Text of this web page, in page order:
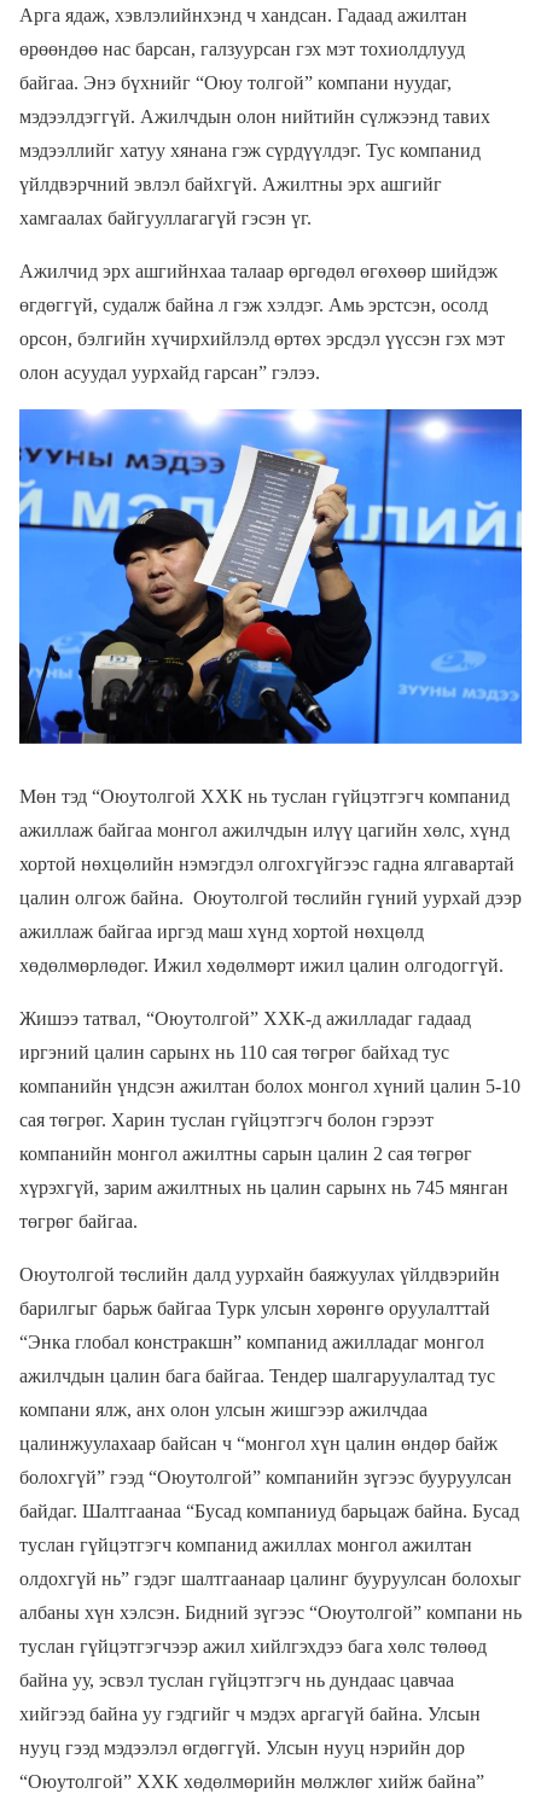
Арга ядаж, хэвлэлийнхэнд ч хандсан. Гадаад ажилтан
өрөөндөө нас барсан, галзуурсан гэх мэт тохиолдлууд
байгаа. Энэ бүхнийг “Оюу толгой” компани нуудаг,
мэдээлдэггүй. Ажилчдын олон нийтийн сүлжээнд тавих
мэдээллийг хатуу хянана гэж сүрдүүлдэг. Тус компанид
үйлдвэрчний эвлэл байхгүй. Ажилтны эрх ашгийг
хамгаалах байгууллагагүй гэсэн үг.
Ажилчид эрх ашгийнхаа талаар өргөдөл өгөхөөр шийдэж
өгдөггүй, судалж байна л гэж хэлдэг. Амь эрстсэн, осолд
орсон, бэлгийн хүчирхийлэлд өртөх эрсдэл үүссэн гэх мэт
олон асуудал уурхайд гарсан” гэлээ.
Мөн тэд “Оюутолгой ХХК нь туслан гүйцэтгэгч компанид
ажиллаж байгаа монгол ажилчдын илүү цагийн хөлс, хүнд
хортой нөхцөлийн нэмэгдэл олгохгүйгээс гадна ялгавартай
цалин олгож байна. Оюутолгой төслийн гүний уурхай дээр
ажиллаж байгаа иргэд маш хүнд хортой нөхцөлд
хөдөлмөрлөдөг. Ижил хөдөлмөрт ижил цалин олгодоггүй.
Жишээ татвал, “Оюутолгой” ХХК-д ажилладаг гадаад
иргэний цалин сарынх нь 110 сая төгрөг байхад тус
компанийн үндсэн ажилтан болох монгол хүний цалин 5-10
сая төгрөг. Харин туслан гүйцэтгэгч болон гэрээт
компанийн монгол ажилтны сарын цалин 2 сая төгрөг
хүрэхгүй, зарим ажилтных нь цалин сарынх нь 745 мянган
төгрөг байгаа.
Оюутолгой төслийн далд уурхайн баяжуулах үйлдвэрийн
барилгыг барьж байгаа Турк улсын хөрөнгө оруулалттай
“Энка глобал констракшн” компанид ажилладаг монгол
ажилчдын цалин бага байгаа. Тендер шалгаруулалтад тус
компани ялж, анх олон улсын жишгээр ажилчдаа
цалинжуулахаар байсан ч “монгол хүн цалин өндөр байж
болохгүй” гээд “Оюутолгой” компанийн зүгээс бууруулсан
байдаг. Шалтгаанаа “Бусад компаниуд барьцаж байна. Бусад
туслан гүйцэтгэгч компанид ажиллах монгол ажилтан
олдохгүй нь” гэдэг шалтгаанаар цалинг бууруулсан болохыг
албаны хүн хэлсэн. Бидний зүгээс “Оюутолгой” компани нь
туслан гүйцэтгэгчээр ажил хийлгэхдээ бага хөлс төлөөд
байна уу, эсвэл туслан гүйцэтгэгч нь дундаас цавчаа
хийгээд байна уу гэдгийг ч мэдэх аргагүй байна. Улсын
нууц гээд мэдээлэл өгдөггүй. Улсын нууц нэрийн дор
“Оюутолгой” ХХК хөдөлмөрийн мөлжлөг хийж байна”